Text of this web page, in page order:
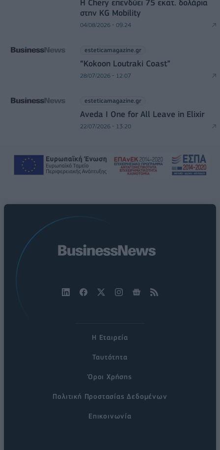
Η Chery επενδύει 75 εκατ. δολάρια
στην KG Mobility
04/08/2026 - 09:24
esteticamagazine.gr
“Kokoon Loutraki Coast”
28/07/2026 - 12:07
esteticamagazine.gr
Aveda I One for All Leave in Elixir
22/07/2026 - 13:20
Η Εταιρεία
Ταυτότητα
Όροι Χρήσης
Πολιτική Προστασίας Δεδομένων
Επικοινωνία